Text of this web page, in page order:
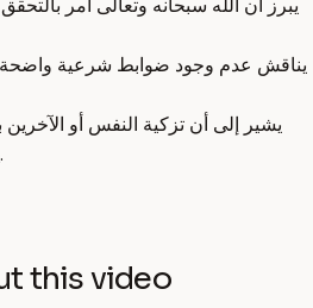
يبرز أن الله سبحانه وتعالى أمر
يناقش عدم وجود ضوابط شرعية واضحة
يشير إلى أن تزكية النفس أو الآخرين
يضعف مصداقية علم الحديث.
this video